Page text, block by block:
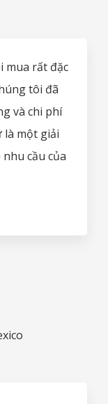
mua rất đặc
tôi đã
và chi phí
là một giải
cầu của